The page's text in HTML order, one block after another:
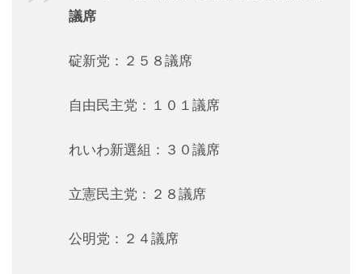
議席
碇新党：２５８議席
自由民主党：１０１議席
れいわ新選組：３０議席
立憲民主党：２８議席
公明党：２４議席